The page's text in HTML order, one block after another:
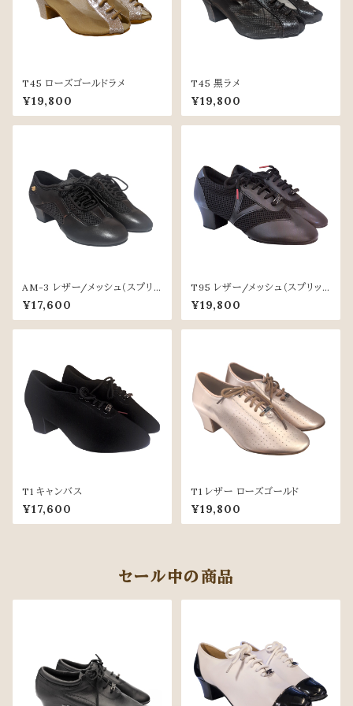
T45 ローズゴールドラメ
¥19,800
T45 黒ラメ
¥19,800
AM-3 レザー/メッシュ（スプリッ
トソール）
¥17,600
T95 レザー/メッシュ（スプリット
ソール）
¥19,800
T1 キャンバス
¥17,600
T1 レザー ローズゴールド
¥19,800
セール中の商品